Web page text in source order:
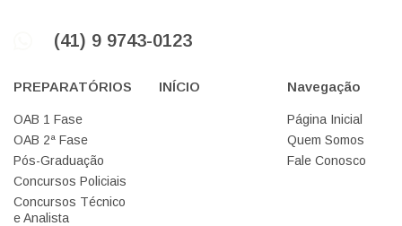
(41) 9 9743-0123
PREPARATÓRIOS
OAB 1 Fase
OAB 2ª Fase
Pós-Graduação
Concursos Policiais
Concursos Técnico
e Analista
INÍCIO Navegação
Página Inicial
Quem Somos
Fale Conosco